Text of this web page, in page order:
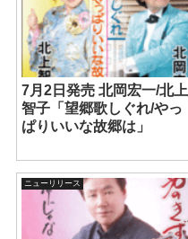
7月2日発売 北岡宏一/北上
智子「望郷歌しぐれ/やっ
ぱりいいな故郷は」
ニューリリース